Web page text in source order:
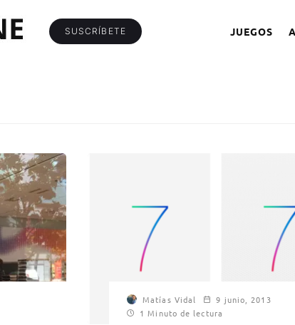
SUSCRÍBETE JUEGOS
Matías Vidal
9 junio, 2013
1 Minuto de lectura